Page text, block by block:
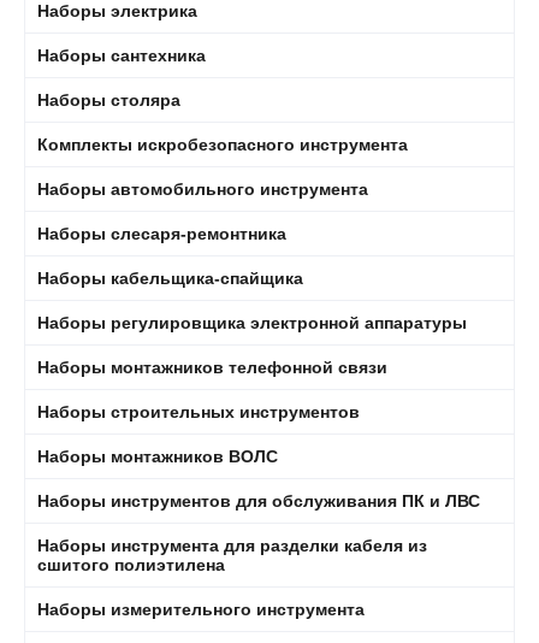
Наборы электрика
Наборы сантехника
Наборы столяра
Комплекты искробезопасного инструмента
Наборы автомобильного инструмента
Наборы слесаря-ремонтника
Наборы кабельщика-спайщика
Наборы регулировщика электронной аппаратуры
Наборы монтажников телефонной связи
Наборы строительных инструментов
Наборы монтажников ВОЛС
Наборы инструментов для обслуживания ПК и ЛВС
Наборы инструмента для разделки кабеля из
сшитого полиэтилена
Наборы измерительного инструмента